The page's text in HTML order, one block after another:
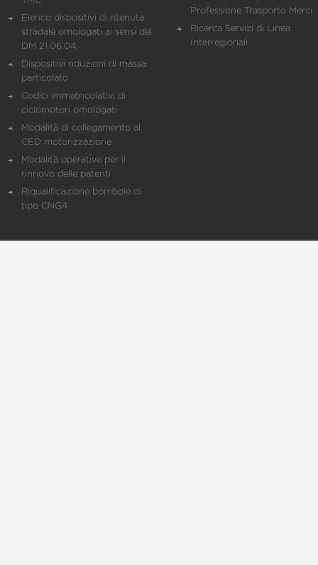
Elenco dispositivi di ritenuta
stradale omologati ai sensi del
DM 21.06.04
Dispositivi riduzioni di massa
particolato
Codici immatricolativi di
ciclomotori omologati
Modalità di collegamento al
CED motorizzazione
Modalità operative per il
rinnovo delle patenti
Riqualificazione bombole di
tipo CNG4
Professione Trasporto Merci
Ricerca Servizi di Linea
Interregionali